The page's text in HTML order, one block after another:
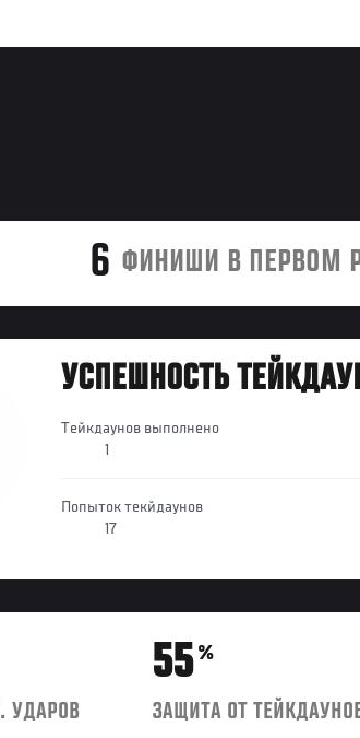
6 ФИНИШИ В ПЕРВОМ
УСПЕШНОСТЬ
Тейкдаунов выполнено
1
Попыток текйдаунов
17
УДАРОВ
55 %
ЗАЩИТА ОТ